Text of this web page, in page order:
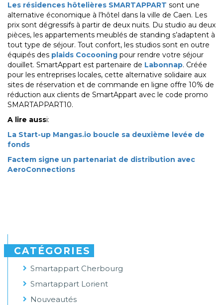
Les résidences hôtelières SMARTAPPART sont une
alternative économique à l’hôtel dans la ville de Caen. Les
prix sont dégressifs à partir de deux nuits. Du studio au deux
pièces, les appartements meublés de standing s’adaptent à
tout type de séjour. Tout confort, les studios sont en outre
équipés des plaids Cocooning pour rendre votre séjour
douillet. SmartAppart est partenaire de Labonnap. Créée
pour les entreprises locales, cette alternative solidaire aux
sites de réservation et de commande en ligne offre 10% de
réduction aux clients de SmartAppart avec le code promo
SMARTAPPART10.
A lire aussi:
La Start-up Mangas.io boucle sa deuxième levée de
fonds
Factem signe un partenariat de distribution avec
AeroConnections
CATÉGORIES
Smartappart Cherbourg
Smartappart Lorient
Nouveautés